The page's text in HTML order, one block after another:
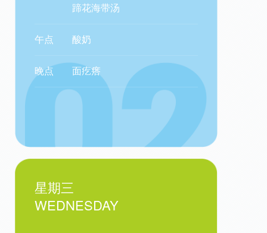
蹄花海带汤
午点 酸奶
晚点 面疙瘩
星期三
WEDNESDAY